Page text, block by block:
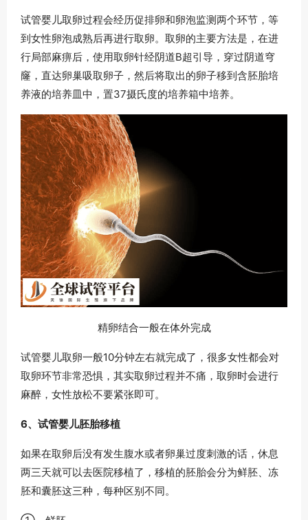
试管婴儿取卵过程会经历促排卵和卵泡监测两个环节，等
到女性卵泡成熟后再进行取卵。取卵的主要方法是，在进
行局部麻痹后，使用取卵针经阴道B超引导，穿过阴道穹
窿，直达卵巢吸取卵子，然后将取出的卵子移到含胚胎培
养液的培养皿中，置37摄氏度的培养箱中培养。
精卵结合一般在体外完成
试管婴儿取卵一般10分钟左右就完成了，很多女性都会对
取卵环节非常恐惧，其实取卵过程并不痛，取卵时会进行
麻醉，女性放松不要紧张即可。
6、试管婴儿胚胎移植
如果在取卵后没有发生腹水或者卵巢过度刺激的话，休息
两三天就可以去医院移植了，移植的胚胎会分为鲜胚、冻
胚和囊胚这三种，每种区别不同。